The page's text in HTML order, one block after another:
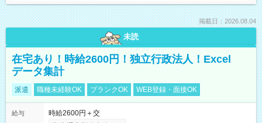
掲載日：2026.08.04
未読
在宅あり！時給2600円！独立行政法人！Excel
データ集計
派遣 職種未経験OK ブランクOK WEB登録・面接OK
給与
時給2600円＋交